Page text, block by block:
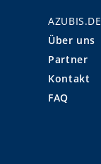
AZUBIS.DE
Über uns
Partner
Kontakt
FAQ